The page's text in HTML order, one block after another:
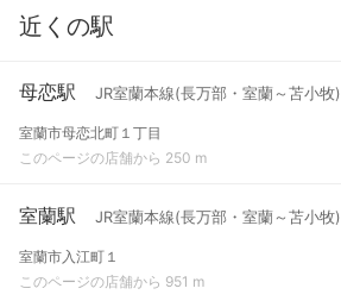
近くの駅
母恋駅 JR室蘭本線(長万部・室蘭～苫小牧)
室蘭市母恋北町１丁目
このページの店舗から 250 m
室蘭駅 JR室蘭本線(長万部・室蘭～苫小牧)
室蘭市入江町１
このページの店舗から 951 m